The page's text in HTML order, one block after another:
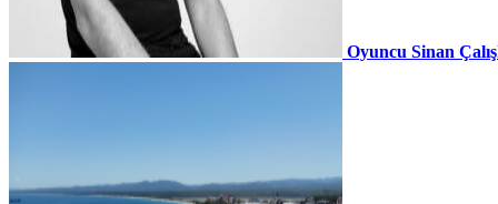
Oyuncu Sinan